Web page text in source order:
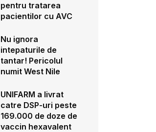
pentru tratarea
pacientilor cu AVC
Nu ignora
intepaturile de
tantar! Pericolul
numit West Nile
UNIFARM a livrat
catre DSP-uri peste
169.000 de doze de
vaccin hexavalent